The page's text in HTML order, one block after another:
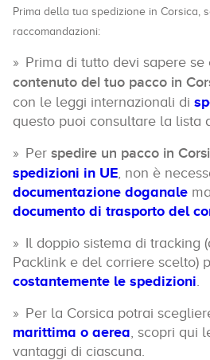
Prima della tua spedizione in Corsica,
raccomandazioni:
Prima di tutto devi sapere se
contenuto del tuo pacco in
con le leggi internazionali di
questo puoi consultare la lista
Per spedire un pacco in
spedizioni in UE, non è
documentazione doganale
documento di trasporto del
Il doppio sistema di tracking
Packlink e del corriere scelto)
costantemente le spedizioni.
Per la Corsica potrai
marittima o aerea, scopri qui
vantaggi di ciascuna.